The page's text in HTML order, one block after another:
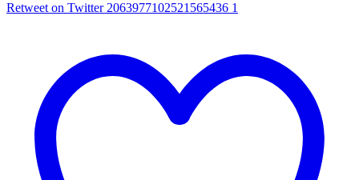
Retweet on Twitter 2063977102521565436 1